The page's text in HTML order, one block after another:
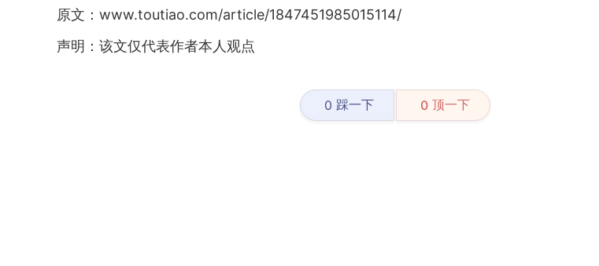
原文：www.toutiao.com/article/1847451985015114/
声明：该文仅代表作者本人观点
0 踩一下 0 顶一下